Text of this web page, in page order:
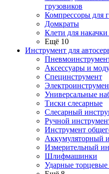
грузовиков
Компрессоры для
Домкраты
Клети для накачки
Ещё 10
Инструмент для
Аксессуары и
Специнструмент
Универсальные
Тиски слесарные
Слесарный
Ручной
Инструмент
Аккумуляторный
Измерительный
Шлифмашинки
Ударные